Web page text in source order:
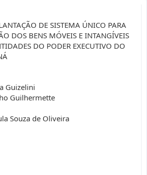
DE SISTEMA ÚNICO PARA
DOS BENS MÓVEIS E INTANGÍVEIS
DO PODER EXECUTIVO DO
Guizelini
Guilhermette
Souza de Oliveira